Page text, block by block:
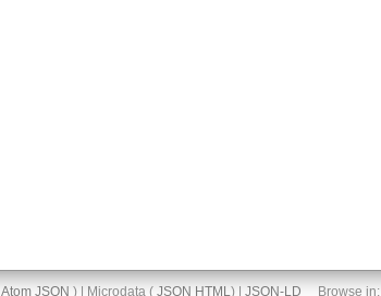
Atom JSON ) | Microdata ( JSON HTML) | JSON-LD Browse in: